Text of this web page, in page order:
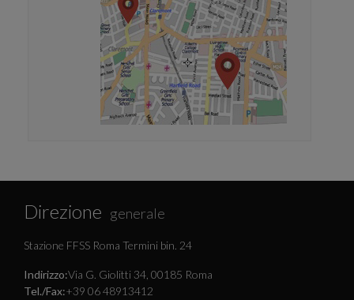
Direzione generale
Stazione FFSS Roma Termini bin. 24
Indirizzo:Via G. Giolitti 34, 00185 Roma
Tel./Fax:+39 06 48913412